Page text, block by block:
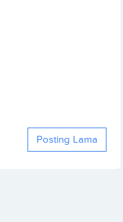
Posting Lama